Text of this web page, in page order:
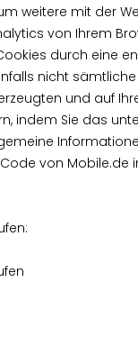
weitere mit der
von Ihrem
durch eine
nicht
und auf
indem Sie das
von Mobile.de